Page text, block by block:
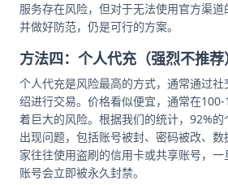
服务存在风险，但对于无法使用官方渠
并做好防范，仍是可行的方案。
方法四：个人代充（强烈不推荐
个人代充是风险最高的方式，通常通过
绍进行交易。价格看似便宜，通常在
着巨大的风险。根据我们的统计，92%
出现问题，包括账号被封、密码被改、
家往往使用盗刷的信用卡或共享账号，一
账号会立即被永久封禁。